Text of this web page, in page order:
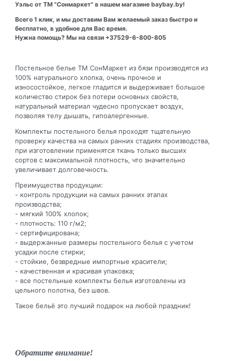
Уэльс от ТМ "Сонмаркет" в нашем магазине baybay.by!
Всего 1 клик, и мы доставим Вам желаемый заказ быстро и
бесплатно, в удобное для Вас время.
Нужна помощь? Мы на связи +37529-6-800-805
Постельное белье ТМ СонМаркет из бязи производятся из
100% натурального хлопка, очень прочное и
износостойкое, легкое гладится и выдерживает большое
количество стирок без потери основных свойств,
натуральный материал чудесно пропускает воздух,
позволяя телу дышать, гипоалергенные.
Комплекты постельного белья проходят тщательную
проверку качества на самых ранних стадиях производства,
при изготовлении применятся ткань только высших
сортов с максимальной плотность, что значительно
увеличивает долговечность.
Преимущества продукции:
- контроль продукции на самых ранних этапах
производства;
- мягкий 100% хлопок;
- плотность: 110 г/м2;
- сертифицирована;
- выдержанные размеры постельного белья с учетом
усадки после стирки;
- стойкие, безвредные импортные красители;
- качественная и красивая упаковка;
- все постельные комплекты белья изготовлены из
цельного полотна, без швов.
Такое бельё это лучший подарок на любой праздник!
Обратите внимание!